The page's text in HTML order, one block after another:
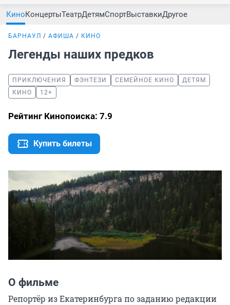
КиноКонцертыТеатрДетямСпортВыставкиДругое
БАРНАУЛ АФИША КИНО
Легенды наших предков
ПРИКЛЮЧЕНИЯ ФЭНТЕЗИ СЕМЕЙНОЕ КИНО
ДЕТЯМ
КИНО
12+
Рейтинг Кинопоиска: 7.9
Купить билеты
О фильме
Репортёр из Екатеринбурга по заданию редакции